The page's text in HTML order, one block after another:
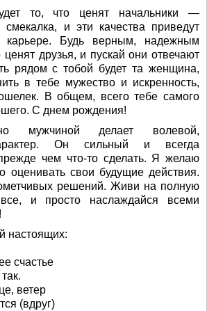
то, что ценят начальники —
и эти качества приведут
Будь верным, надежным
друзья, и пускай они отвечают
рядом с тобой будет та женщина,
в тебе мужество и искренность,
В общем, всего тебе самого
С днем рождения!
мужчиной делает волевой,
Он сильный и всегда
чем что-то сделать. Я желаю
оценивать свои будущие действия.
решений. Живи на полную
и просто наслаждайся всеми
настоящих:
счастье
ветер
(вдруг)